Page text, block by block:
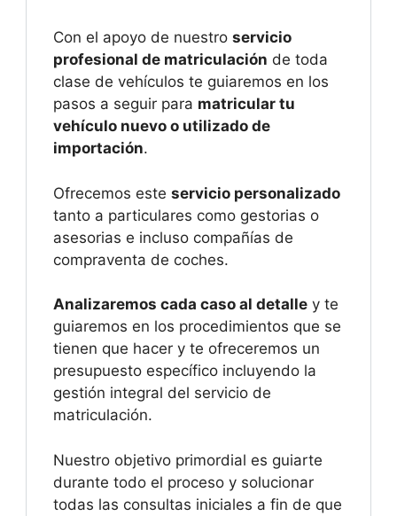
Con el apoyo de nuestro servicio
profesional de matriculación de toda
clase de vehículos te guiaremos en los
pasos a seguir para matricular tu
vehículo nuevo o utilizado de
importación.
Ofrecemos este servicio personalizado
tanto a particulares como gestorias o
asesorias e incluso compañías de
compraventa de coches.
Analizaremos cada caso al detalle y te
guiaremos en los procedimientos que se
tienen que hacer y te ofreceremos un
presupuesto específico incluyendo la
gestión integral del servicio de
matriculación.
Nuestro objetivo primordial es guiarte
durante todo el proceso y solucionar
todas las consultas iniciales a fin de que